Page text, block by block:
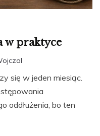
w praktyce
się w jeden miesiąc.
oddłużenia, bo ten